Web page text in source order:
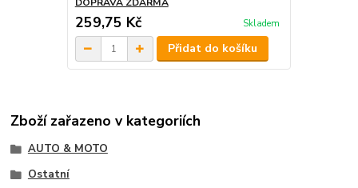
DOPRAVA ZDARMA
259,75 Kč Skladem
Přidat do košíku
Zboží zařazeno v kategoriích
AUTO & MOTO
Ostatní